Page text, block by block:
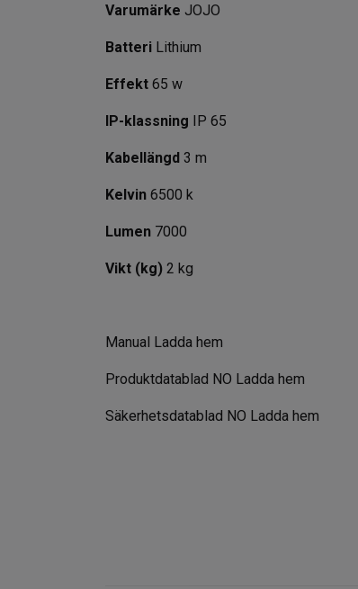
Varumärke JOJO
Batteri Lithium
Effekt 65 w
IP-klassning IP 65
Kabellängd 3 m
Kelvin 6500 k
Lumen 7000
Vikt (kg) 2 kg
Manual Ladda hem
Produktdatablad NO Ladda hem
Säkerhetsdatablad NO Ladda hem